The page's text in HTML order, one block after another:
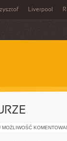
Liverpool
MOŻLIWOŚĆ